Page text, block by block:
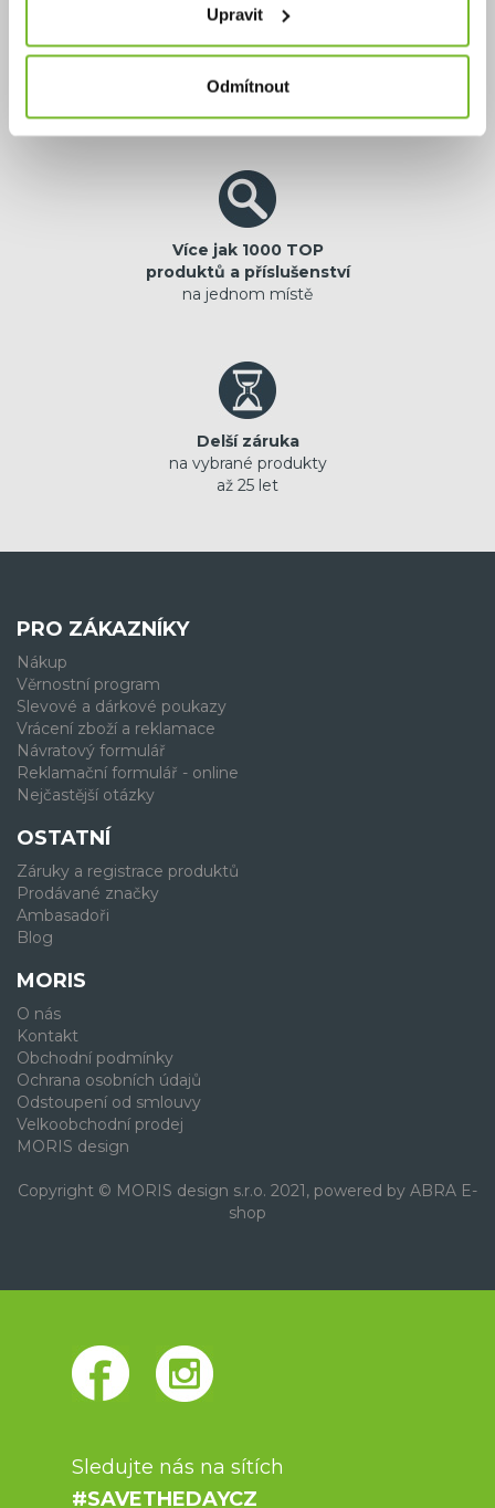
Upravit
Odmítnout
Výhradní zastoupení
jistota originální
Více jak 1000 TOP
produktů a příslušenství
na jednom místě
Delší záruka
na vybrané produkty
až 25 let
PRO ZÁKAZNÍKY
Nákup
Věrnostní program
Slevové a dárkové poukazy
Vrácení zboží a reklamace
Návratový formulář
Reklamační formulář - online
Nejčastější otázky
OSTATNÍ
Záruky a registrace produktů
Prodávané značky
Ambasadoři
Blog
MORIS
O nás
Kontakt
Obchodní podmínky
Ochrana osobních údajů
Odstoupení od smlouvy
Velkoobchodní prodej
MORIS design
Copyright © MORIS design s.r.o. 2021, powered by ABRA E-
shop
Sledujte nás na sítích
#SAVETHEDAYCZ